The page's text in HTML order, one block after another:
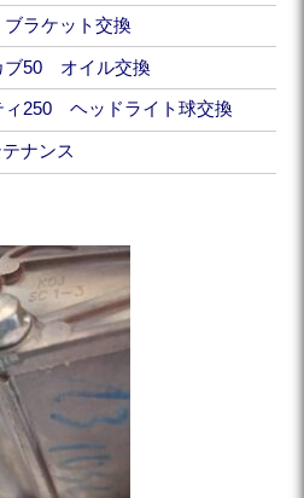
ラケット交換
ブ50 オイル交換
250 ヘッドライト球交換
ナンス